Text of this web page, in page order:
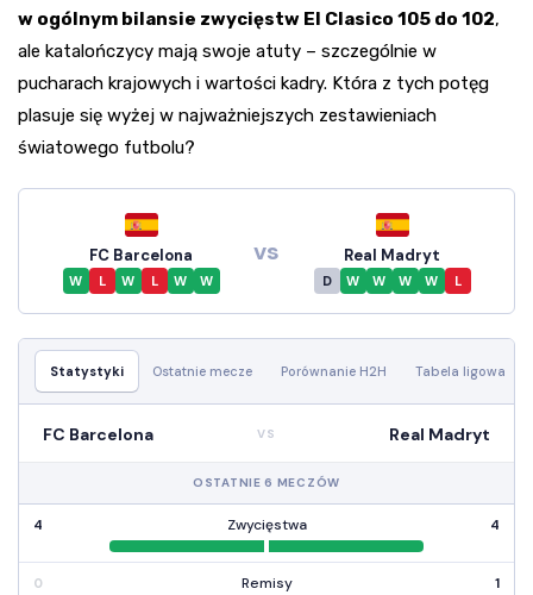
w ogólnym bilansie zwycięstw El Clasico 105 do 102,
ale katalończycy mają swoje atuty – szczególnie w
pucharach krajowych i wartości kadry. Która z tych potęg
plasuje się wyżej w najważniejszych zestawieniach
światowego futbolu?
FC Barcelona
W L W L W W
vs Real Madryt
D W W W W L
Statystyki Ostatnie mecze Porównanie H2H Tabela ligowa
FC Barcelona VS Real Madryt
OSTATNIE 6 MECZÓW
4 Zwycięstwa 4
0 Remisy 1